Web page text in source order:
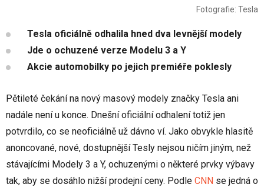
Fotografie: Tesla
Tesla oficiálně odhalila hned dva levnější modely
Jde o ochuzené verze Modelu 3 a Y
Akcie automobilky po jejich premiéře poklesly
Pětileté čekání na nový masový modely značky Tesla ani
nadále není u konce. Dnešní oficiální odhalení totiž jen
potvrdilo, co se neoficiálně už dávno ví. Jako obvykle hlasitě
anoncované, nové, dostupnější Tesly nejsou ničím jiným, než
stávajícími Modely 3 a Y, ochuzenými o některé prvky výbavy
tak, aby se dosáhlo nižší prodejní ceny. Podle CNN se jedná o